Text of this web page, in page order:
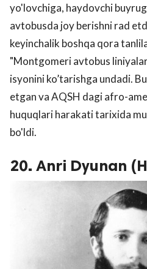
yo'lovchiga, haydovchi
avtobusda joy berishni rad
keyinchalik boshqa qora
"Montgomeri avtobus
isyonini ko’tarishga undadi.
etgan va AQSH dagi afro-
huquqlari harakati tarixida
bo'ldi.
20. Anri Dyunan